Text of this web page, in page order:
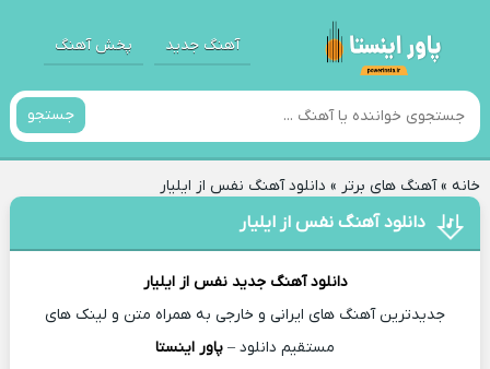
آهنگ جدید پخش آهنگ
جستجو
خانه»آهنگ های برتر » دانلود آهنگ نفس از ایلیار
دانلود آهنگ نفس از ایلیار
دانلود آهنگ جدید نفس ازایلیار
جدیدترین آهنگ های ایرانی و خارجی به همراه متن و لینک های
مستقیم دانلود – پاور اینستا